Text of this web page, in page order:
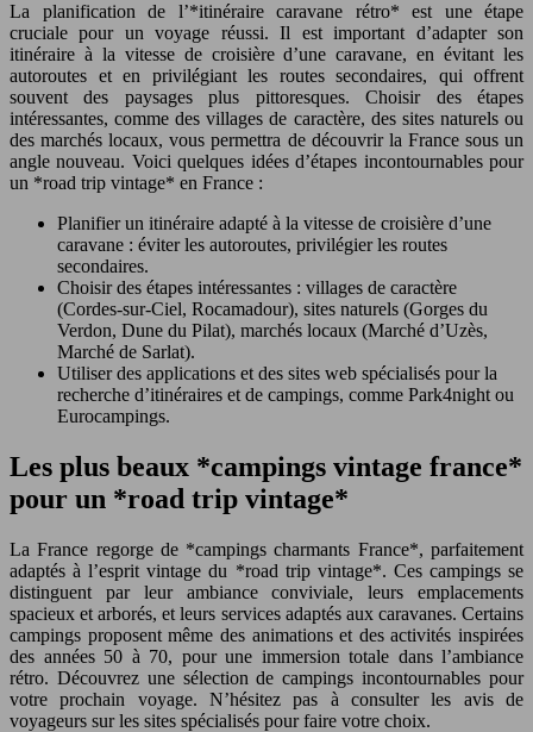
La planification de l’*itinéraire caravane rétro* est une étape
cruciale pour un voyage réussi. Il est important d’adapter son
itinéraire à la vitesse de croisière d’une caravane, en évitant les
autoroutes et en privilégiant les routes secondaires, qui offrent
souvent des paysages plus pittoresques. Choisir des étapes
intéressantes, comme des villages de caractère, des sites naturels ou
des marchés locaux, vous permettra de découvrir la France sous un
angle nouveau. Voici quelques idées d’étapes incontournables pour
un *road trip vintage* en France :
Planifier un itinéraire adapté à la vitesse de croisière d’une
caravane : éviter les autoroutes, privilégier les routes
secondaires.
Choisir des étapes intéressantes : villages de caractère
(Cordes-sur-Ciel, Rocamadour), sites naturels (Gorges du
Verdon, Dune du Pilat), marchés locaux (Marché d’Uzès,
Marché de Sarlat).
Utiliser des applications et des sites web spécialisés pour la
recherche d’itinéraires et de campings, comme Park4night ou
Eurocampings.
Les plus beaux *campings vintage france*
pour un *road trip vintage*
La France regorge de *campings charmants France*, parfaitement
adaptés à l’esprit vintage du *road trip vintage*. Ces campings se
distinguent par leur ambiance conviviale, leurs emplacements
spacieux et arborés, et leurs services adaptés aux caravanes. Certains
campings proposent même des animations et des activités inspirées
des années 50 à 70, pour une immersion totale dans l’ambiance
rétro. Découvrez une sélection de campings incontournables pour
votre prochain voyage. N’hésitez pas à consulter les avis de
voyageurs sur les sites spécialisés pour faire votre choix.